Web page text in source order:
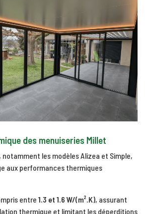
des menuiseries Millet
notamment les modèles Alizea et Simple,
aux performances thermiques
entre 1.3 et 1.6 W/(m².K), assurant
thermique et limitant les déperditions